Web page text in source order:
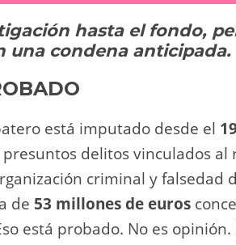
di
t
y
Li
n
p
ar
tir
hasta el fondo,
una condena anticipada.
está imputado desde el
delitos vinculados al
criminal y falsedad
de 53 millones de euros
está probado. No es